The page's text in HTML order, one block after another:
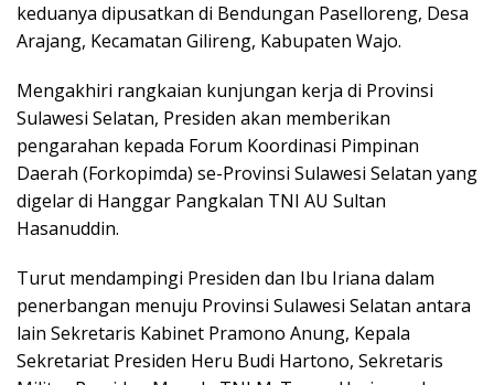
keduanya dipusatkan di Bendungan Paselloreng, Desa
Arajang, Kecamatan Gilireng, Kabupaten Wajo.
Mengakhiri rangkaian kunjungan kerja di Provinsi
Sulawesi Selatan, Presiden akan memberikan
pengarahan kepada Forum Koordinasi Pimpinan
Daerah (Forkopimda) se-Provinsi Sulawesi Selatan yang
digelar di Hanggar Pangkalan TNI AU Sultan
Hasanuddin.
Turut mendampingi Presiden dan Ibu Iriana dalam
penerbangan menuju Provinsi Sulawesi Selatan antara
lain Sekretaris Kabinet Pramono Anung, Kepala
Sekretariat Presiden Heru Budi Hartono, Sekretaris